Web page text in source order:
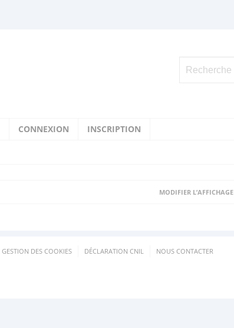
CONNEXION INSCRIPTION
MODIFIER L’AFFICHAGE
GESTION DES COOKIES DÉCLARATION CNIL NOUS CONTACTER